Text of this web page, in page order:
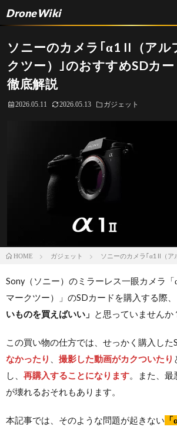
DroneWiki
ソニーのカメラ｢α1 II（アル
クツー）｣のおすすめSDカ
徹底解説
2026.05.11 2026.05.13 ガジェット
HOME ガジェット ソニーのカメラ｢α1 II（
Sony（ソニー）のミラーレス一眼カメラ
マークツー）」のSDカードを購入する際、
いものを買えばいい」 と思っていませんか
この買い物の仕方では、せっかく購入した
なかったり
撮影した動画がカクついたり
し、 再購入することになります。また、最
が壊れるおそれもあります。
本記事では、そのような問題が起きない 「